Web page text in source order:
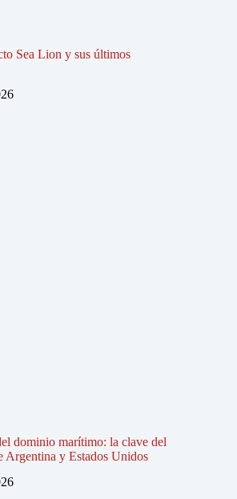
Sea Lion y sus últimos
dominio marítimo: la clave del
Argentina y Estados Unidos